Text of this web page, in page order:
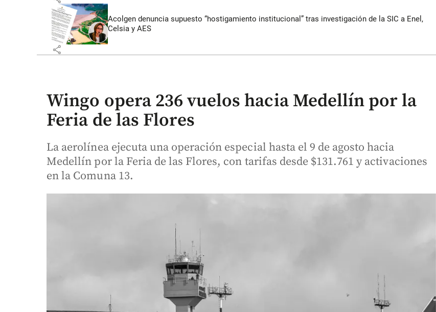
Acolgen denuncia supuesto “hostigamiento institucional” tras investigación de la SIC a Enel,
Celsia y AES
share
Wingo opera 236 vuelos hacia Medellín por la
Feria de las Flores
La aerolínea ejecuta una operación especial hasta el 9 de agosto hacia
Medellín por la Feria de las Flores, con tarifas desde $131.761 y activaciones
en la Comuna 13.